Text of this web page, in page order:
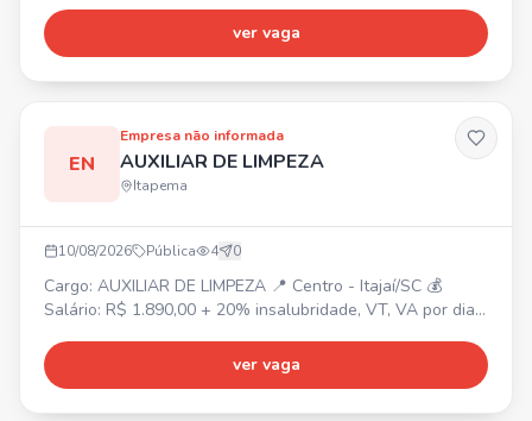
402,00. ✅ Requisitos: Maior de 18 anos, ensino médio
completo, disponibilidade de horário. Não precisa de
ver vaga
EN
Empresa não informada
AUXILIAR DE LIMPEZA
Itapema
10/08/2026 Pública 4 0
Cargo: AUXILIAR DE LIMPEZA 📍 Centro - Itajaí/SC 💰
Salário: R$ 1.890,00 + 20% insalubridade, VT, VA por dia,
(1h intervalo). ✅ Requisitos: Experiência na função
(diferencial), organização, responsabilidade,
ver vaga